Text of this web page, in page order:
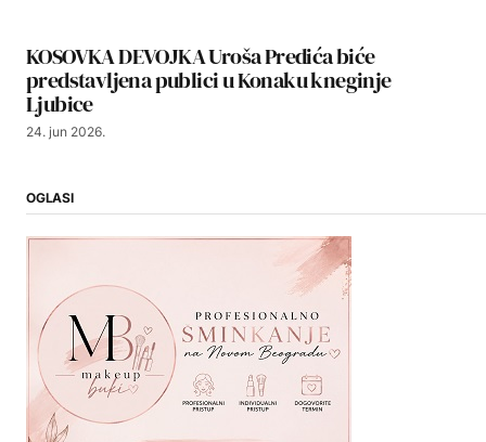
KOSOVKA DEVOJKA Uroša Predića biće
predstavljena publici u Konaku kneginje
Ljubice
24. jun 2026.
OGLASI